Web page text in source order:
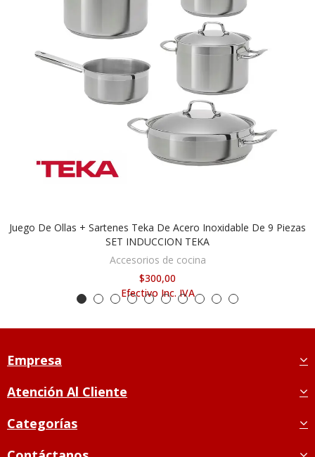
AGOTADO
Juego De Ollas + Sartenes Teka De Acero Inoxidable De 9 Piezas
SET INDUCCION TEKA
Accesorios de cocina
$300,00
Efectivo Inc. IVA
Empresa
Atención Al Cliente
Categorías